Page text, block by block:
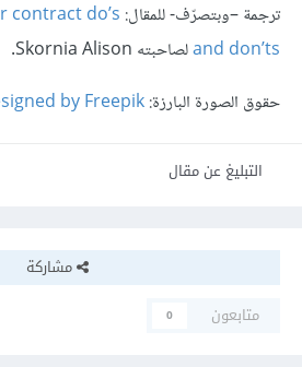
ترجمة –وبتصرّف- للمقال: contract do’s
and don’tsلصاحبته Skornia Alison.
حقوق الصورة البارزة:by Freepik
التبليغ عن مقال
مشاركة
متابعون
0